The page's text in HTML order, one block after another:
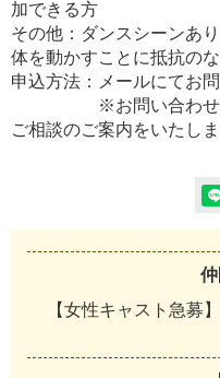
加できる方
その他：ダンスシーンあ
体を動かすことに抵抗の
申込方法：メールにてお
※お問い合わせいた
ご相談のご案内をいたしま
【女性キャスト急募